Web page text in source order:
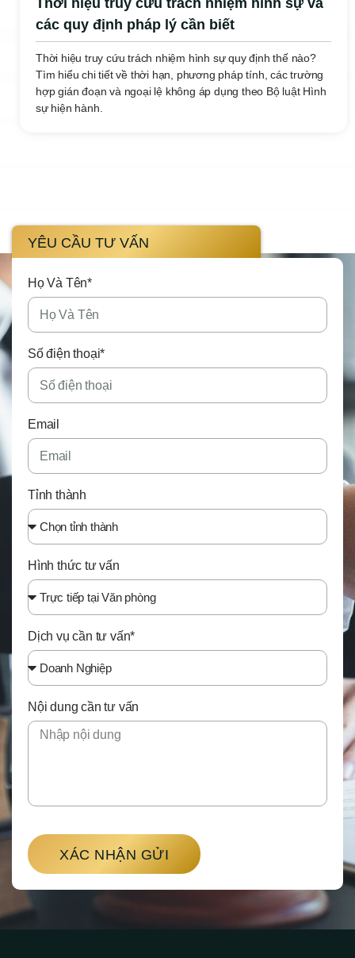
Thời hiệu truy cứu trách nhiệm hình sự và
các quy định pháp lý cần biết
Thời hiệu truy cứu trách nhiệm hình sự quy định thế nào?
Tìm hiểu chi tiết về thời hạn, phương pháp tính, các trường
hợp gián đoạn và ngoại lệ không áp dụng theo Bộ luật Hình
sự hiện hành.
YÊU CẦU TƯ VẤN
Họ Và Tên*
Số điện thoại*
Email
Tỉnh thành
Hình thức tư vấn
Dịch vụ cần tư vấn*
Nội dung cần tư vấn
XÁC NHẬN GỬI